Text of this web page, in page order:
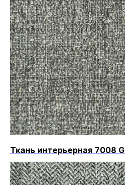
Ткань интерьерная 7008